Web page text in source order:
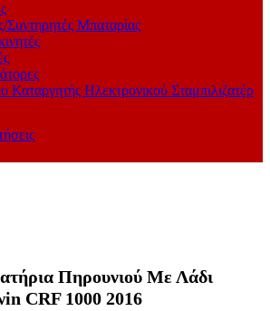
Συντηρητές Μπαταρίας
Καταργητής Ηλεκτρονικού Σταμπιλιζατέρ
Πηρουνιού Με Λάδι
CRF 1000 2016